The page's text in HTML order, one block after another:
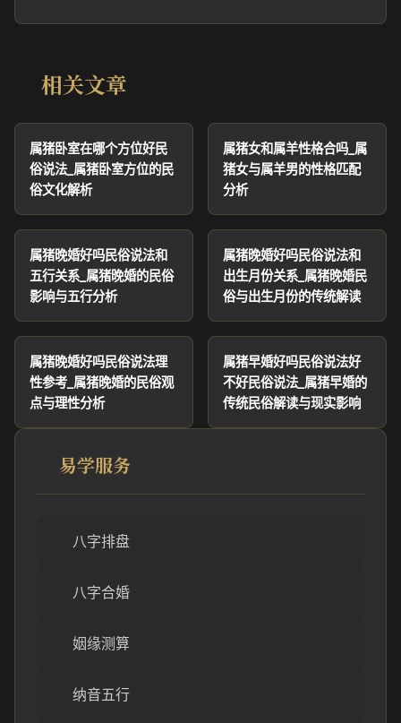
相关文章
属猪卧室在哪个方位好民
俗说法_属猪卧室方位的民
俗文化解析
属猪女和属羊性格合吗_属
猪女与属羊男的性格匹配
分析
属猪晚婚好吗民俗说法和
五行关系_属猪晚婚的民俗
影响与五行分析
属猪晚婚好吗民俗说法和
出生月份关系_属猪晚婚民
俗与出生月份的传统解读
属猪晚婚好吗民俗说法理
性参考_属猪晚婚的民俗观
点与理性分析
属猪早婚好吗民俗说法好
不好民俗说法_属猪早婚的
传统民俗解读与现实影响
易学服务
八字排盘
八字合婚
姻缘测算
纳音五行